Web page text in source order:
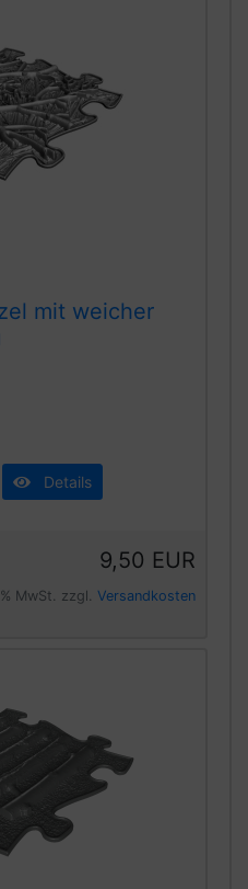
mit weicher
Details
9,50 EUR
MwSt. zzgl. Versandkosten